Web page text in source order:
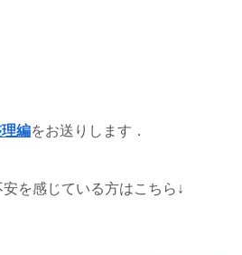
編をお送りします．
を感じている方はこちら↓